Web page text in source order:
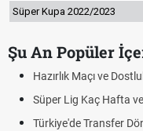
Süper Kupa 2022/2023
Şu An Popüler
Hazırlık Maçı ve
Süper Lig Kaç Hafta
Türkiye'de Transfer